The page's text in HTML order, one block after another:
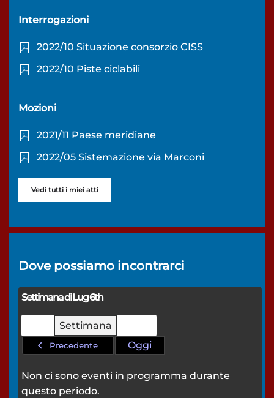
Interrogazioni
2022/10 Situazione consorzio CISS
2022/10 Piste ciclabili
Mozioni
2021/11 Paese meridiane
2022/05 Sistemazione via Marconi
Vedi tutti i miei atti
Dove possiamo incontrarci
Settimana di Lug 6th
Settimana
Precedente Oggi
Non ci sono eventi in programma durante
questo periodo.